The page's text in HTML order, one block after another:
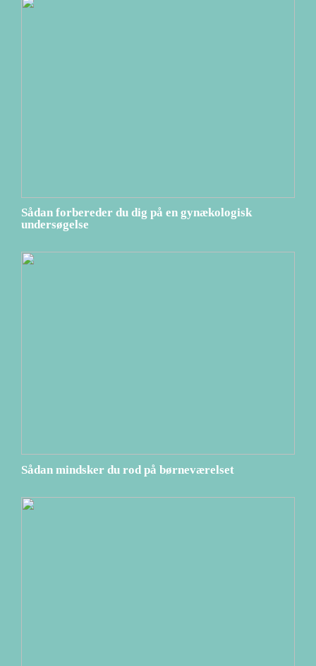
Sådan forbereder du dig på en gynækologisk
undersøgelse
Sådan mindsker du rod på børneværelset